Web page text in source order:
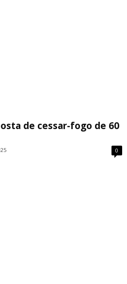
de cessar-fogo de 60
0